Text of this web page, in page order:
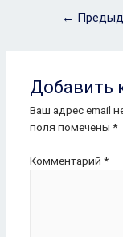
Навигация
←
Добавить
Ваш адрес email
поля помечены *
Комментарий *